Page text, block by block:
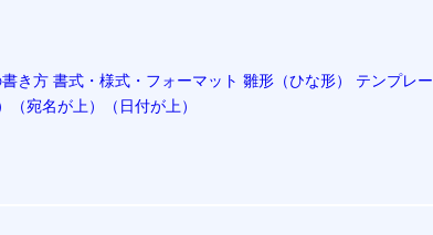
き方 書式・様式・フォーマット 雛形（ひな形） テンプレー
（宛名が上）（日付が上）